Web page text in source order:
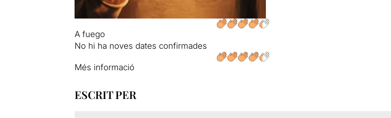
A fuego
No hi ha noves dates confirmades
Més informació
ESCRIT PER